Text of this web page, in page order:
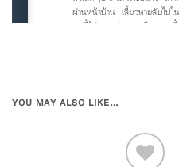
YOU MAY ALSO LIKE…